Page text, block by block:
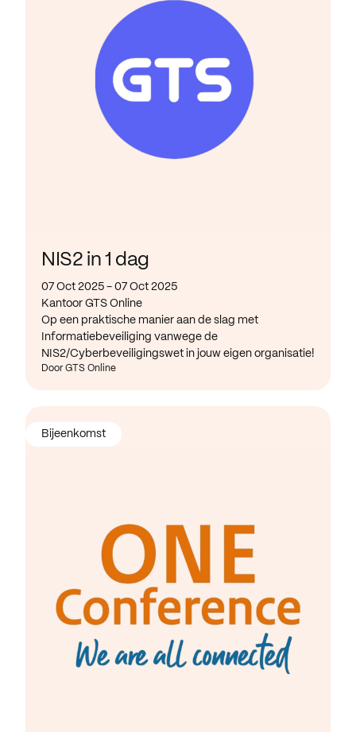
NIS2 in 1 dag
07 Oct 2025 - 07 Oct 2025
Kantoor GTS Online
Op een praktische manier aan de slag met
Informatiebeveiliging vanwege de
NIS2/Cyberbeveiligingswet in jouw eigen organisatie!
Door GTS Online
Bijeenkomst